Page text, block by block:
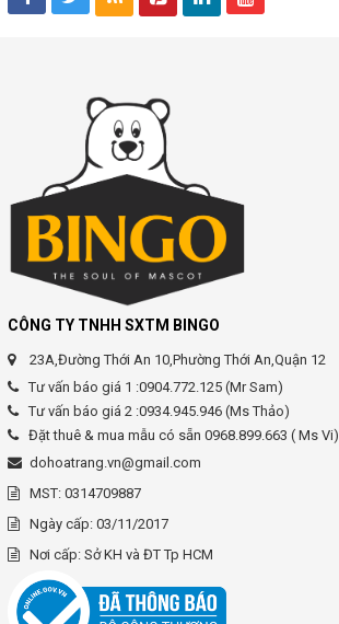
CÔNG TY TNHH SXTM BINGO
23A,Đường Thới An 10,Phường Thới An,Quận 12
Tư vấn báo giá 1 :0904.772.125 (Mr Sam)
Tư vấn báo giá 2 :0934.945.946 (Ms Thảo)
Đặt thuê & mua mẫu có sẵn 0968.899.663 ( Ms Vi)
dohoatrang.vn@gmail.com
MST: 0314709887
Ngày cấp: 03/11/2017
Nơi cấp: Sở KH và ĐT Tp HCM